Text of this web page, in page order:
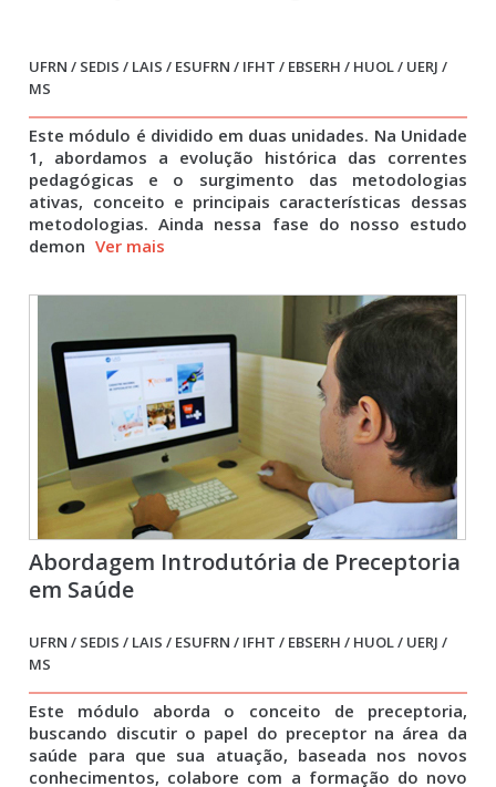
UFRN / SEDIS / LAIS / ESUFRN / IFHT / EBSERH / HUOL / UERJ /
MS
Este módulo é dividido em duas unidades. Na Unidade
1, abordamos a evolução histórica das correntes
pedagógicas e o surgimento das metodologias
ativas, conceito e principais características dessas
metodologias. Ainda nessa fase do nosso estudo
demon Ver mais
Abordagem Introdutória de Preceptoria
em Saúde
UFRN / SEDIS / LAIS / ESUFRN / IFHT / EBSERH / HUOL / UERJ /
MS
Este módulo aborda o conceito de preceptoria,
buscando discutir o papel do preceptor na área da
saúde para que sua atuação, baseada nos novos
conhecimentos, colabore com a formação do novo